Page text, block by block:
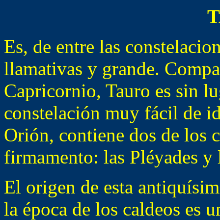
Es, de entre las
llamativas y grande.
Capricornio, Tauro es sin
constelación muy fácil de
Orión, contiene dos de los
firmamento: las Pléyades y
El origen de esta
la época de los caldeos es